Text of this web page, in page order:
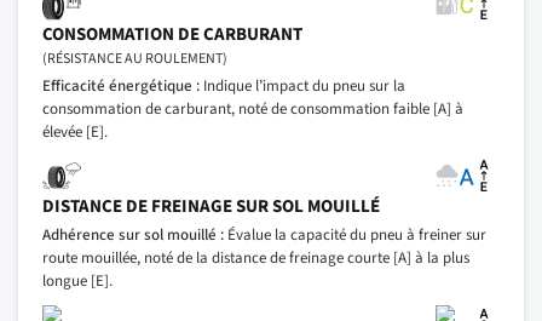
CONSOMMATION DE CARBURANT
(RÉSISTANCE AU ROULEMENT)
Efficacité énergétique : Indique l’impact du pneu sur la
consommation de carburant, noté de consommation faible [A] à
élevée [E].
DISTANCE DE FREINAGE SUR SOL MOUILLÉ
Adhérence sur sol mouillé : Évalue la capacité du pneu à freiner sur
route mouillée, noté de la distance de freinage courte [A] à la plus
longue [E].